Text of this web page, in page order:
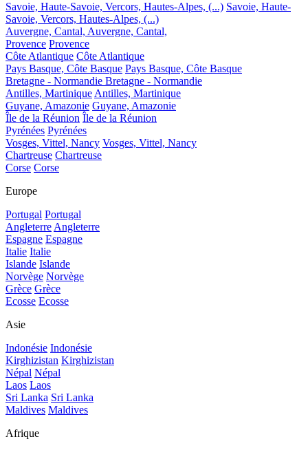
Savoie, Haute-Savoie, Vercors, Hautes-Alpes, (...) Savoie, Haute-
Savoie, Vercors, Hautes-Alpes, (...)
Auvergne, Cantal, Auvergne, Cantal,
Provence Provence
Côte Atlantique Côte Atlantique
Pays Basque, Côte Basque Pays Basque, Côte Basque
Bretagne - Normandie Bretagne - Normandie
Antilles, MartiniqueAntilles, Martinique
Guyane, Amazonie Guyane, Amazonie
Île de la Réunion Île de la Réunion
Pyrénées Pyrénées
Vosges, Vittel, Nancy Vosges, Vittel, Nancy
Chartreuse Chartreuse
Corse Corse
Europe
Portugal Portugal
AngleterreAngleterre
Espagne Espagne
Italie Italie
Islande Islande
Norvège Norvège
Grèce Grèce
Ecosse Ecosse
Asie
Indonésie Indonésie
Kirghizistan Kirghizistan
Népal Népal
Laos Laos
Sri Lanka Sri Lanka
Maldives Maldives
Afrique